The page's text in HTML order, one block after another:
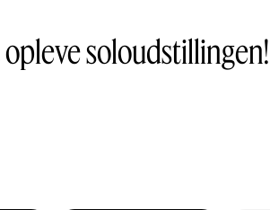
soloudstillingen!